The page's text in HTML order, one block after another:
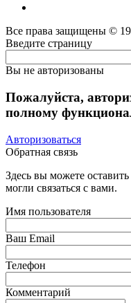
Все права защищены ©
Введите страницу
Вы не авторизованы
Пожалуйста,
полному
Авторизоваться
Обратная связь
Здесь вы можете
могли связаться с вами.
Имя пользователя
Ваш Email
Телефон
Комментарий